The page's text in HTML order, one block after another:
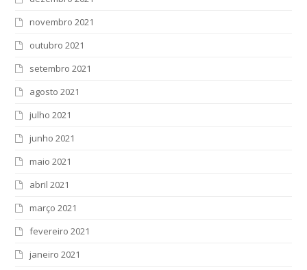
novembro 2021
outubro 2021
setembro 2021
agosto 2021
julho 2021
junho 2021
maio 2021
abril 2021
março 2021
fevereiro 2021
janeiro 2021